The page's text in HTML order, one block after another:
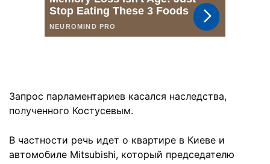
Запрос парламентариев касался наследства,
полученного Костусевым.
В частности речь идет о квартире в Киеве и
автомобиле Mitsubishi, который председателю